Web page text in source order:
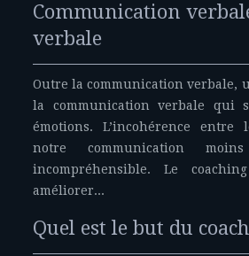
Communication
verbale
Outre la communication verbale,
la communication verbale qui
émotions. L’incohérence
notre communication
incompréhensible. Le
améliorer...
Quel est le but du